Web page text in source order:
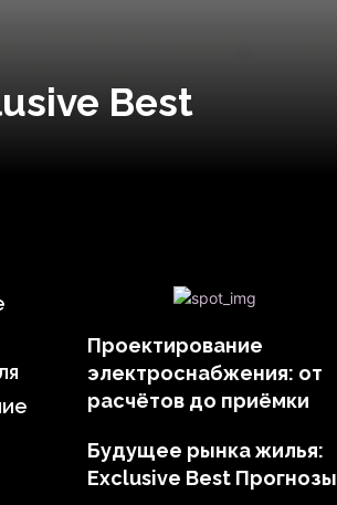
Best
Проектирование
электроснабжения: от
расчётов до приёмки
Будущее рынка жилья:
Exclusive Best Прогнозы